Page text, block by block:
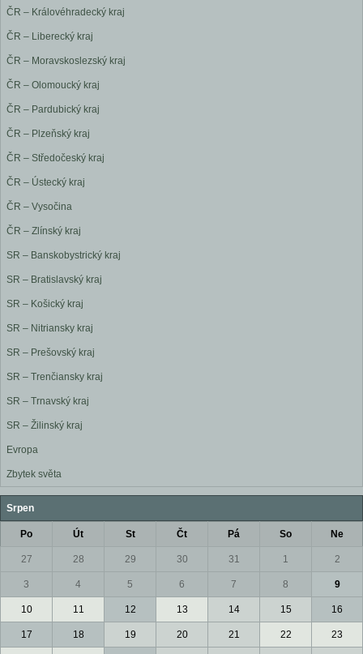
ČR – Královéhradecký kraj
ČR – Liberecký kraj
ČR – Moravskoslezský kraj
ČR – Olomoucký kraj
ČR – Pardubický kraj
ČR – Plzeňský kraj
ČR – Středočeský kraj
ČR – Ústecký kraj
ČR – Vysočina
ČR – Zlínský kraj
SR – Banskobystrický kraj
SR – Bratislavský kraj
SR – Košický kraj
SR – Nitriansky kraj
SR – Prešovský kraj
SR – Trenčiansky kraj
SR – Trnavský kraj
SR – Žilinský kraj
Evropa
Zbytek světa
Srpen
Po Út St Čt Pá So Ne
27 28 29 30 31 1 2
3 4 5 6 7 8 9
10 11 12 13 14 15 16
17 18 19 20 21 22 23